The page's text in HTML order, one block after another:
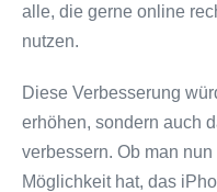
alle, die gerne online
nutzen.
Diese Verbesserung
erhöhen, sondern auch
verbessern. Ob man
Möglichkeit hat, das